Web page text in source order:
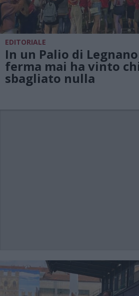
EDITORIALE
In un Palio di
ferma mai ha vinto
sbagliato nulla